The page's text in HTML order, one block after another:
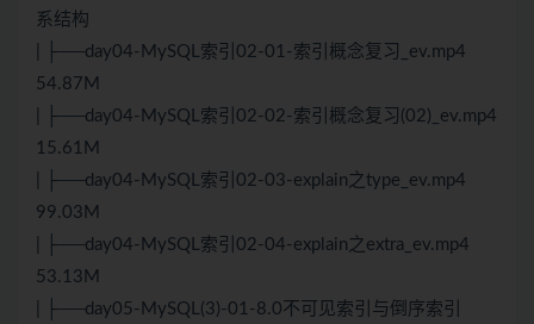
系结构
| ├──day04-MySQL索引02-01-索引概念复习_ev.mp4
54.87M
| ├──day04-MySQL索引02-02-索引概念复习(02)_ev.mp4
15.61M
| ├──day04-MySQL索引02-03-explain之type_ev.mp4
99.03M
| ├──day04-MySQL索引02-04-explain之extra_ev.mp4
53.13M
| ├──day05-MySQL(3)-01-8.0不可见索引与倒序索引